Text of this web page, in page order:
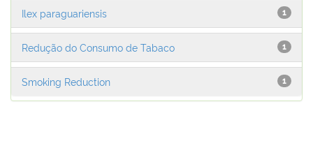
1
Ilex paraguariensis
1
Redução do Consumo de Tabaco
1
Smoking Reduction